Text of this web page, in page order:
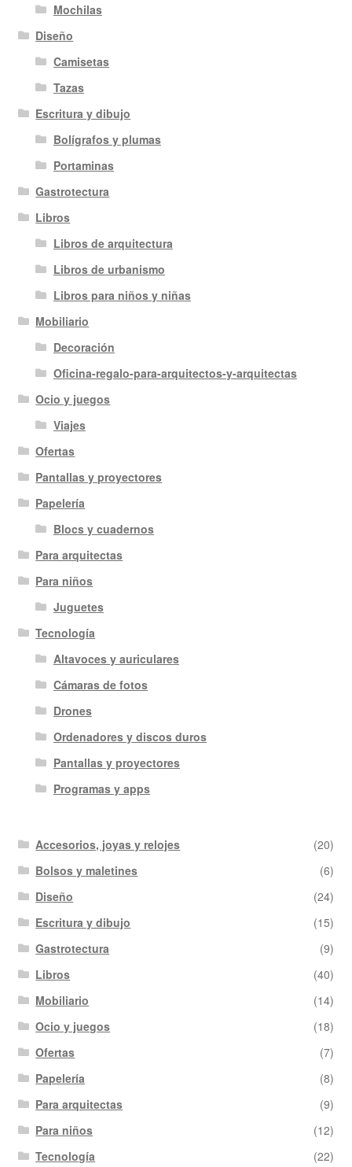
Mochilas
Diseño
Camisetas
Tazas
Escritura y dibujo
Bolígrafos y plumas
Portaminas
Gastrotectura
Libros
Libros de arquitectura
Libros de urbanismo
Libros para niños y niñas
Mobiliario
Decoración
Oficina-regalo-para-arquitectos-y-arquitectas
Ocio y juegos
Viajes
Ofertas
Pantallas y proyectores
Papelería
Blocs y cuadernos
Para arquitectas
Para niños
Juguetes
Tecnología
Altavoces y auriculares
Cámaras de fotos
Drones
Ordenadores y discos duros
Pantallas y proyectores
Programas y apps
Accesorios, joyas y relojes
(20)
Bolsos y maletines
(6)
Diseño
(24)
Escritura y dibujo
(15)
Gastrotectura
(9)
Libros
(40)
Mobiliario
(14)
Ocio y juegos
(18)
Ofertas
(7)
Papelería
(8)
Para arquitectas
(9)
Para niños
(12)
Tecnología
(22)